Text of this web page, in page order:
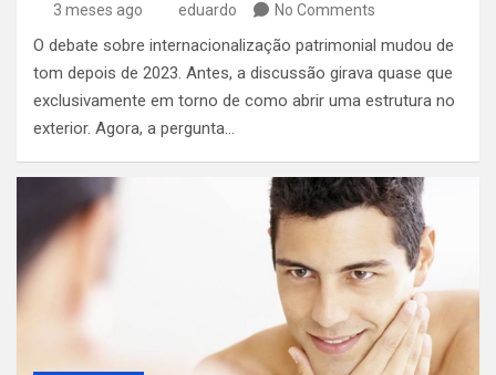
3 meses ago eduardo No Comments
O debate sobre internacionalização patrimonial mudou de
tom depois de 2023. Antes, a discussão girava quase que
exclusivamente em torno de como abrir uma estrutura no
exterior. Agora, a pergunta…